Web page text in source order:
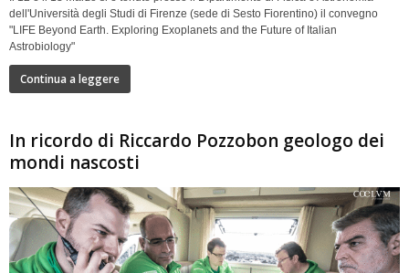
dell'Università degli Studi di Firenze (sede di Sesto Fiorentino) il convegno
"LIFE Beyond Earth. Exploring Exoplanets and the Future of Italian
Astrobiology"
Continua a leggere
In ricordo di Riccardo Pozzobon geologo dei
mondi nascosti